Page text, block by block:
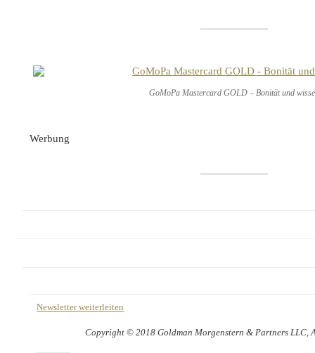
GoMoPa Mastercard GOLD – Bonität und
Werbung
Newsletter weiterleiten
Copyright © 2018 Goldman Morgenstern & Partners LLC,